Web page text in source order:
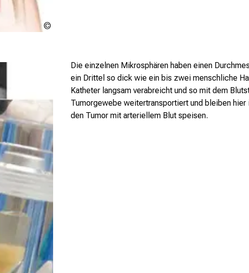
Die einzelnen Mikrosphären haben einen
ein Drittel so dick wie ein bis zwei menschliche
Katheter langsam verabreicht und so mit dem
Tumorgewebe weitertransportiert und bleiben hier
den Tumor mit arteriellem Blut speisen.